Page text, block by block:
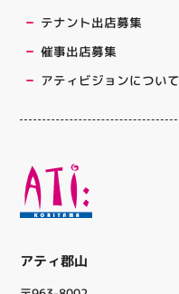
アティ郡山
テナント出店募集
催事出店募集
アティビジョンについて